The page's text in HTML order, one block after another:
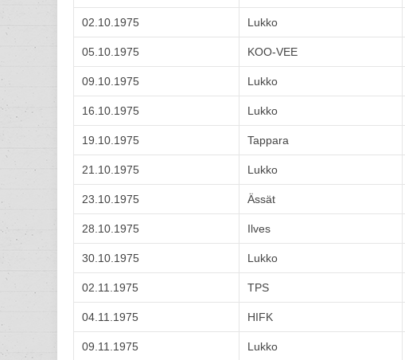
02.10.1975 Lukko
05.10.1975 KOO-VEE
09.10.1975 Lukko
16.10.1975 Lukko
19.10.1975 Tappara
21.10.1975 Lukko
23.10.1975 Ässät
28.10.1975 Ilves
30.10.1975 Lukko
02.11.1975 TPS
04.11.1975 HIFK
09.11.1975 Lukko